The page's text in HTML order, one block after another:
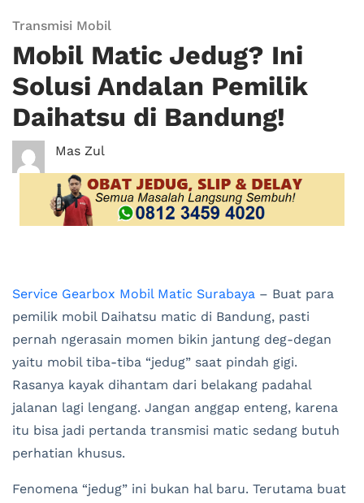
Transmisi Mobil
Mobil Matic Jedug? Ini
Solusi Andalan Pemilik
Daihatsu di Bandung!
Mas Zul
Service Gearbox Mobil Matic Surabaya – Buat para
pemilik mobil Daihatsu matic di Bandung, pasti
pernah ngerasain momen bikin jantung deg-degan
yaitu mobil tiba-tiba “jedug” saat pindah gigi.
Rasanya kayak dihantam dari belakang padahal
jalanan lagi lengang. Jangan anggap enteng, karena
itu bisa jadi pertanda transmisi matic sedang butuh
perhatian khusus.
Fenomena “jedug” ini bukan hal baru. Terutama buat